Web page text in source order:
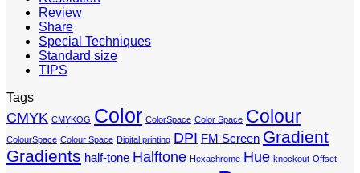
Review
Share
Special Techniques
Standard size
TIPS
Tags
CMYK CMYKOG Color ColorSpace Color Space Colour
ColourSpace Colour Space Digital printing DPI FM Screen Gradient
Gradients half-tone Halftone Hexachrome Hue knockout Offset